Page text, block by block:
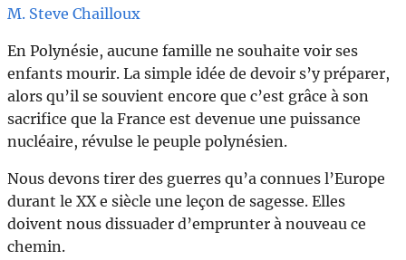
M. Steve Chailloux
En Polynésie, aucune famille ne souhaite voir ses
enfants mourir. La simple idée de devoir s’y préparer,
alors qu’il se souvient encore que c’est grâce à son
sacrifice que la France est devenue une puissance
nucléaire, révulse le peuple polynésien.
Nous devons tirer des guerres qu’a connues l’Europe
durant le XX e siècle une leçon de sagesse. Elles
doivent nous dissuader d’emprunter à nouveau ce
chemin.